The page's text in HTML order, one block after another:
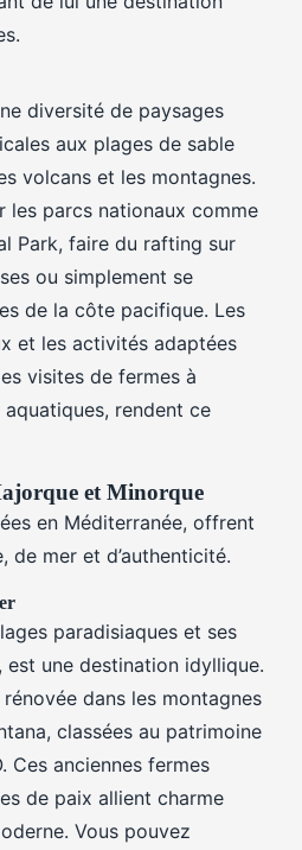
diversité de paysages
aux plages de sable
volcans et les montagnes.
les parcs nationaux comme
Park, faire du rafting sur
ou simplement se
de la côte pacifique. Les
et les activités adaptées
visites de fermes à
rendent ce
et Minorque
en Méditerranée, offrent
de mer et d’authenticité.
paradisiaques et ses
est une destination idyllique.
dans les montagnes
classées au patrimoine
Ces anciennes fermes
de paix allient charme
Vous pouvez